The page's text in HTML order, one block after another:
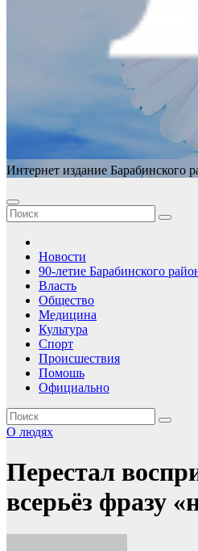
Интернет издание Барабинского
Новости
90-летие Барабинского
Власть
Общество
Медицина
Культура
Спорт
Происшествия
Помошь
Официально
О людях
Перестал
всерьёз фразу